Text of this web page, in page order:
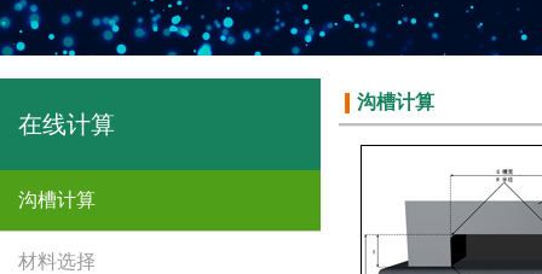
在线计算
沟槽计算
材料选择
沟槽计算